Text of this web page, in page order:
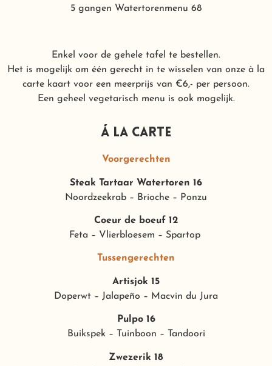
5 gangen Watertorenmenu 68
Enkel voor de gehele tafel te bestellen.
Het is mogelijk om één gerecht in te wisselen van onze à la
carte kaart voor een meerprijs van €6,- per persoon.
Een geheel vegetarisch menu is ook mogelijk.
Á la Carte
Voorgerechten
Steak Tartaar Watertoren 16
Noordzeekrab – Brioche – Ponzu
Coeur de boeuf 12
Feta – Vlierbloesem – Spartop
Tussengerechten
Artisjok 15
Doperwt – Jalapeño – Macvin du Jura
Pulpo 16
Buikspek – Tuinboon – Tandoori
Zwezerik 18